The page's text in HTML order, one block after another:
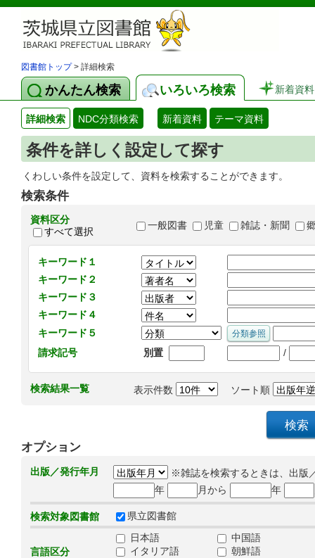
図書館トップ> 詳細検索
かんたん検索 いろいろ検索 新着資料
詳細検索 NDC分類検索 新着資料 テーマ資料
条件を詳しく設定して探す
くわしい条件を設定して、資料を検索することができます。
検索条件
資料区分
すべて選択
一般図書 児童 雑誌・新聞
キーワード１
キーワード２
キーワード３
キーワード４
キーワード５
請求記号
別置 /
検索結果一覧 表示件数 ソート順
オプション
出版／発行年月
※雑誌を検索するときは、出版
年
月から 年
検索対象図書館 県立図書館
言語区分
日本語
中国語
イタリア語
朝鮮語